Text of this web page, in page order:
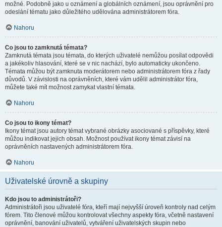
možné. Podobně jako u oznámení a globálních oznámení, jsou oprávnění pro
odeslání tématu jako důležitého udělována administrátorem fóra.
Nahoru
Co jsou to zamknutá témata?
Zamknutá témata jsou témata, do kterých uživatelé nemůžou posílat odpovědi
a jakékoliv hlasování, které se v nic nachází, bylo automaticky ukončeno.
Témata můžou být zamknuta moderátorem nebo administrátorem fóra z řady
důvodů. V závislosti na oprávněních, které vám udělil administrátor fóra,
můžete také mít možnost zamykat vlastní témata.
Nahoru
Co jsou to ikony témat?
Ikony témat jsou autory témat vybrané obrázky asociované s příspěvky, které
můžou indikovat jejich obsah. Možnost používat ikony témat závisí na
oprávněních nastavených administrátorem fóra.
Nahoru
Uživatelské úrovně a skupiny
Kdo jsou to administrátoři?
Administrátoři jsou uživatelé fóra, kteří mají nejvyšší úroveň kontroly nad celým
fórem. Tito členové můžou kontrolovat všechny aspekty fóra, včetně nastavení
oprávnění, banování uživatelů, vytváření uživatelských skupin nebo